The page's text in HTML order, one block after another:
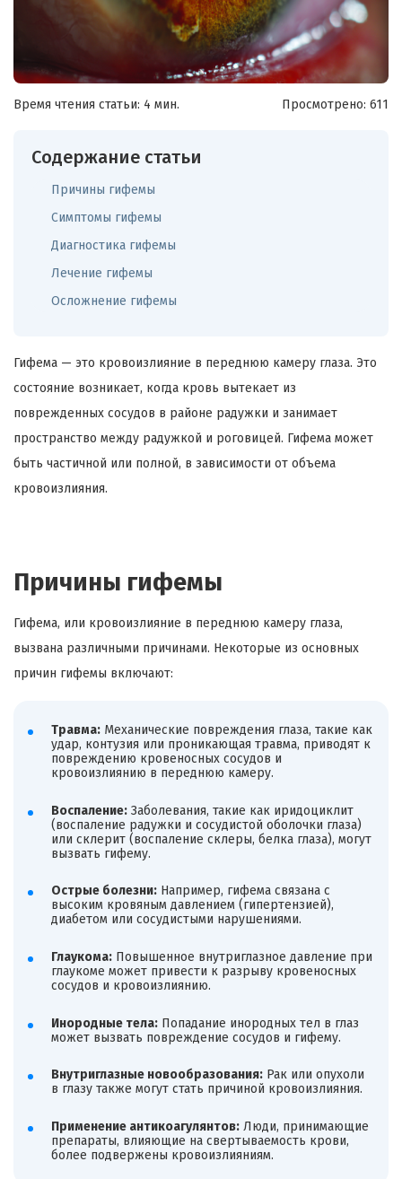
Время чтения статьи: 4 мин. Просмотрено: 611
Содержание статьи
Причины гифемы
Симптомы гифемы
Диагностика гифемы
Лечение гифемы
Осложнение гифемы
Гифема — это кровоизлияние в переднюю камеру глаза. Это
состояние возникает, когда кровь вытекает из
поврежденных сосудов в районе радужки и занимает
пространство между радужкой и роговицей. Гифема может
быть частичной или полной, в зависимости от объема
кровоизлияния.
Причины гифемы
Гифема, или кровоизлияние в переднюю камеру глаза,
вызвана различными причинами. Некоторые из основных
причин гифемы включают:
Травма:Механические повреждения глаза, такие как
удар, контузия или проникающая травма, приводят к
повреждению кровеносных сосудов и
кровоизлиянию в переднюю камеру.
Воспаление:Заболевания, такие как иридоциклит
(воспаление радужки и сосудистой оболочки глаза)
или склерит (воспаление склеры, белка глаза), могут
вызвать гифему.
Острые болезни:Например, гифема связана с
высоким кровяным давлением (гипертензией),
диабетом или сосудистыми нарушениями.
Глаукома:Повышенное внутриглазное давление при
глаукоме может привести к разрыву кровеносных
сосудов и кровоизлиянию.
Инородные тела:Попадание инородных тел в глаз
может вызвать повреждение сосудов и гифему.
Внутриглазные новообразования:Рак или опухоли
в глазу также могут стать причиной кровоизлияния.
Применение антикоагулянтов:Люди, принимающие
препараты, влияющие на свертываемость крови,
более подвержены кровоизлияниям.